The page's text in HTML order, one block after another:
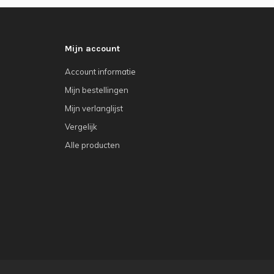
Mijn account
Account informatie
Mijn bestellingen
Mijn verlanglijst
Vergelijk
Alle producten